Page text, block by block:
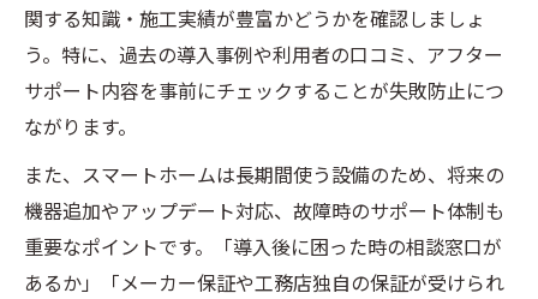
関する知識・施工実績が豊富かどうかを確認しましょ
う。特に、過去の導入事例や利用者の口コミ、アフター
サポート内容を事前にチェックすることが失敗防止につ
ながります。
また、スマートホームは長期間使う設備のため、将来の
機器追加やアップデート対応、故障時のサポート体制も
重要なポイントです。「導入後に困った時の相談窓口が
あるか」「メーカー保証や工務店独自の保証が受けられ